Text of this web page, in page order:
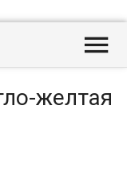

желтая